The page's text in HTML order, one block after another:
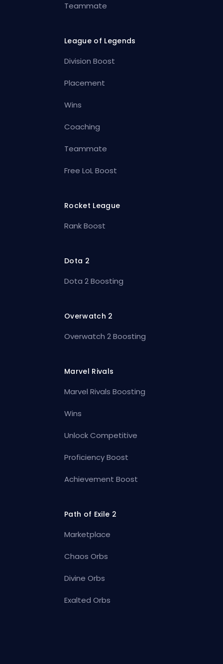
Teammate
League of Legends
Division Boost
Placement
Wins
Coaching
Teammate
Free LoL Boost
Rocket League
Rank Boost
Dota 2
Dota 2 Boosting
Overwatch 2
Overwatch 2 Boosting
Marvel Rivals
Marvel Rivals Boosting
Wins
Unlock Competitive
Proficiency Boost
Achievement Boost
Path of Exile 2
Marketplace
Chaos Orbs
Divine Orbs
Exalted Orbs